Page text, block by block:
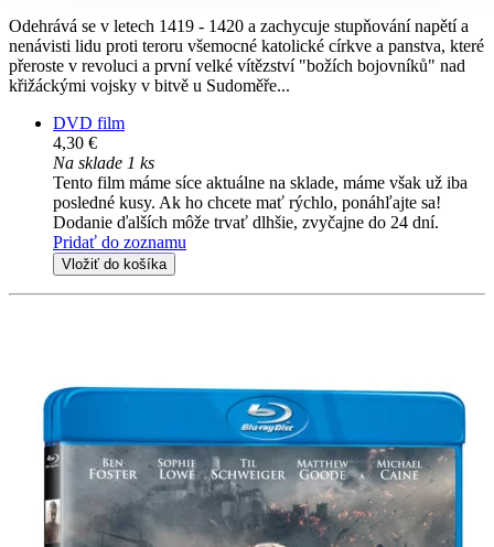
Odehrává se v letech 1419 - 1420 a zachycuje stupňování napětí a
nenávisti lidu proti teroru všemocné katolické církve a panstva, které
přeroste v revoluci a první velké vítězství "božích bojovníků" nad
křižáckými vojsky v bitvě u Sudoměře...
DVD film
4,30 €
Na sklade 1 ks
Tento film máme síce aktuálne na sklade, máme však už iba
posledné kusy. Ak ho chcete mať rýchlo, ponáhľajte sa!
Dodanie ďalších môže trvať dlhšie, zvyčajne do 24 dní.
Pridať do zoznamu
Vložiť do košíka